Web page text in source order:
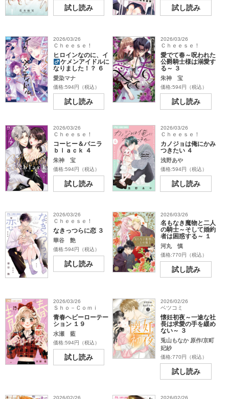
試し読み 試し読み
2026/03/26
Ｃｈｅｅｓｅ！
ヒロインなのに、イ
ケメンアイドルに
なりました！？ ６
愛染マナ
価格:594円（税込）
試し読み
2026/03/26
Ｃｈｅｅｓｅ！
愛でて春～呪われた
公爵騎士様は溺愛す
る～ ３
朱神 宝
価格:594円（税込）
試し読み
2026/03/26
Ｃｈｅｅｓｅ！
コーヒー＆バニラ
ｂｌａｃｋ ４
朱神 宝
価格:594円（税込）
試し読み
2026/03/26
Ｃｈｅｅｓｅ！
カノジョは俺にかみ
つきたい ４
浅野あや
価格:594円（税込）
試し読み
2026/03/26
Ｃｈｅｅｓｅ！
なきっつらに恋 ３
華谷 艶
価格:594円（税込）
試し読み
2026/03/26
名もなき魔物と二人
の騎士～そして婚約
者は困惑する～ １
河丸 慎
価格:770円（税込）
試し読み
2026/03/26
Ｓｈｏ－Ｃｏｍｉ
青春ヘビーローテー
ション １９
水瀬 藍
価格:594円（税込）
試し読み
2026/02/26
ベツコミ
懐妊初夜～一途な社
長は求愛の手を緩め
ない～ ３
兎山もなか 原作/京町
妃紗
価格:770円（税込）
試し読み
2026/02/26 2026/02/26